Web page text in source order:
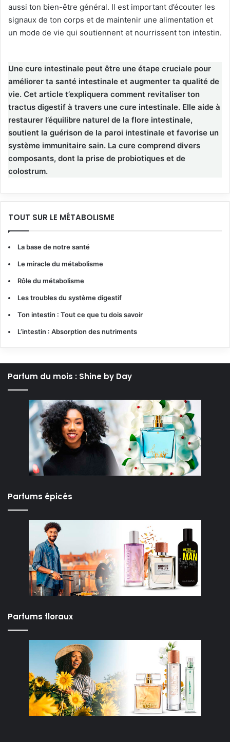
aussi ton bien-être général. Il est important d’écouter les
signaux de ton corps et de maintenir une alimentation et
un mode de vie qui soutiennent et nourrissent ton intestin.
Une cure intestinale peut être une étape cruciale pour
améliorer ta santé intestinale et augmenter ta qualité de
vie. Cet article t’expliquera comment revitaliser ton
tractus digestif à travers une cure intestinale. Elle aide à
restaurer l’équilibre naturel de la flore intestinale,
soutient la guérison de la paroi intestinale et favorise un
système immunitaire sain. La cure comprend divers
composants, dont la prise de probiotiques et de
colostrum.
TOUT SUR LE MÉTABOLISME
La base de notre santé
Le miracle du métabolisme
Rôle du métabolisme
Les troubles du système digestif
Ton intestin : Tout ce que tu dois savoir
L’intestin : Absorption des nutriments
Parfum du mois : Shine by Day
Parfums épicés
Parfums floraux